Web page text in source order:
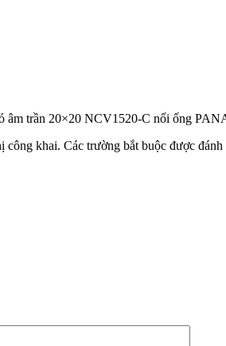
âm trần 20×20 NCV1520-C nối ống
công khai. Các trường bắt buộc được đánh